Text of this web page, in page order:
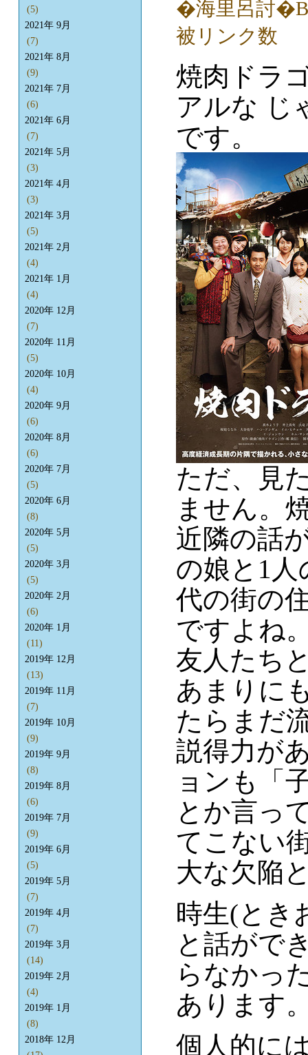
焼肉ドラ
アルな じ
です。
ただ、見
ません。
近隣の話
の娘と1
代の街の
ですよね
友人たち
あまりに
たらまだ
説得力が
ョンも「
とか言っ
てこない
大な欠陥
時生(とき
と話がで
らなかっ
あります
個人的に
(5)
2021年 9月
(7)
2021年 8月
(9)
2021年 7月
(6)
2021年 6月
(7)
2021年 5月
(3)
2021年 4月
(3)
2021年 3月
(5)
2021年 2月
(4)
2021年 1月
(4)
2020年 12月
(7)
2020年 11月
(5)
2020年 10月
(4)
2020年 9月
(6)
2020年 8月
(6)
2020年 7月
(5)
2020年 6月
(8)
2020年 5月
(5)
2020年 3月
(5)
2020年 2月
(6)
2020年 1月
(11)
2019年 12月
(13)
2019年 11月
(7)
2019年 10月
(9)
2019年 9月
(8)
2019年 8月
(6)
2019年 7月
(9)
2019年 6月
(5)
2019年 5月
(7)
2019年 4月
(7)
2019年 3月
(14)
2019年 2月
(4)
2019年 1月
(8)
2018年 12月